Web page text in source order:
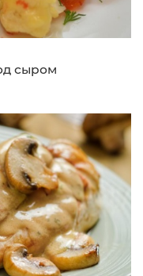
сыром